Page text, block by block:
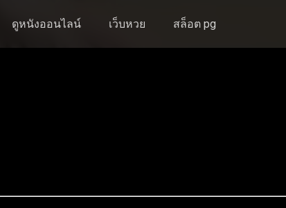
ดูหนังออนไลน์ เว็บหวย สล็อต pg